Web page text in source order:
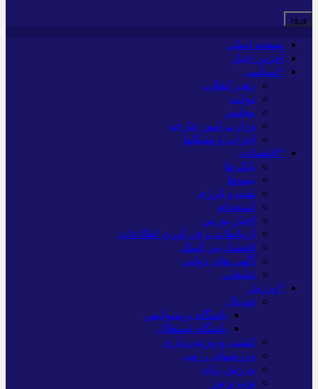
صفحه اصلی
آخرین اخبار
*سیاسی
رهبر انقلاب
دولت
مجلس
وزارت امور خارجه
احزاب و تشکلها
*اقتصادی
بانک ها
بیمه‌ها
نفت و انرژی
استخدام
اخبار بورس
ارتباطات و فن آوری اطلاعات
اقتصاد بین الملل
آگهی های دولتی
تبلیغات
*ورزش
فوتبال
باشگاه پرسپولیس
باشگاه استقلال
کشتی و وزنه‌برداری
ورزشهای رزمی
ورزش زنان
توپ و تور